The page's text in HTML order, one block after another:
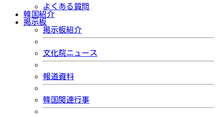
よくある質問
韓国紹介
掲示板
掲示板紹介
文化院ニュース
報道資料
韓国関連行事